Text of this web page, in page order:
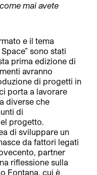
mai avete
e il tema
sono stati
prima edizione di
avranno
di progetti in
porta a lavorare
diverse che
di
progetto.
di sviluppare un
da fattori legati
partner
riflessione sulla
Fontana, cui è